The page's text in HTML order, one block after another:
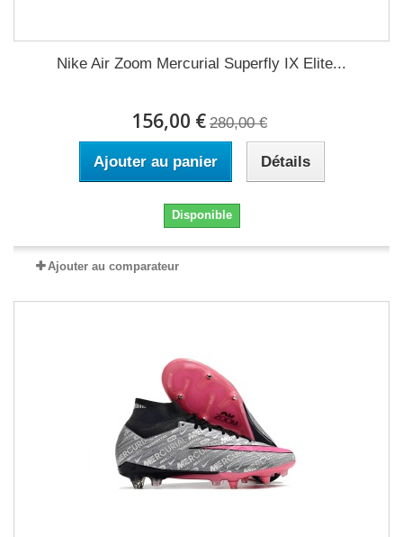
Nike Air Zoom Mercurial Superfly IX Elite...
156,00 € 280,00 €
Ajouter au panier Détails
Disponible
Ajouter au comparateur